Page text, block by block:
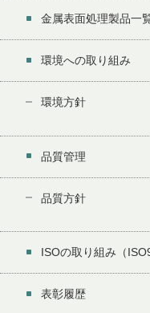
金属表面処理製品一
環境への取り組み
環境方針
品質管理
品質方針
ISOの取り組み（
表彰履歴